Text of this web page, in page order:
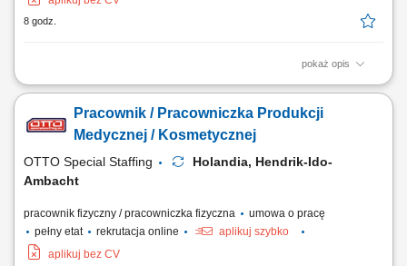
8 godz.
pokaż opis
Twoje codzienne zadania Bierzesz odpowiedzialność za proces
proces pakowania, aby upewnić się, że produkty są pakowane z
najwyższą starannością. Naklejać odpowiednie etykiety na butelki,
Pracownik / Pracowniczka Produkcji
Medycznej / Kosmetycznej
OTTO Special Staffing
Holandia, Hendrik-Ido-
Ambacht
pracownik fizyczny / pracowniczka fizyczna
umowa o pracę
pełny etat
rekrutacja online
aplikuj szybko
aplikuj bez CV